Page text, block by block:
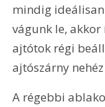
mindig
vágunk le, akkor
ajtótok régi
ajtószárny
A régebbi